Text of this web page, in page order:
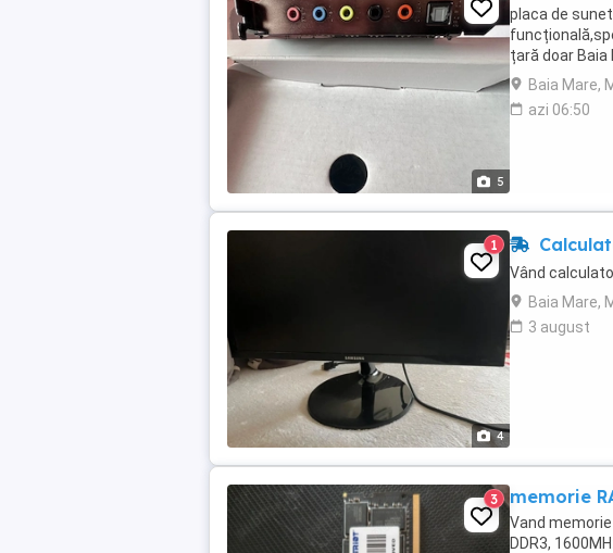
5
placa de
țară doar Baia
Baia Mare,
azi 06:50
4
1
Vând
Baia Mare,
3 august
3 memorie
Vand memorie
DDR3,